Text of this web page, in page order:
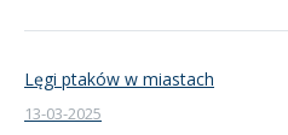
Lęgi ptaków w miastach
13-03-2025